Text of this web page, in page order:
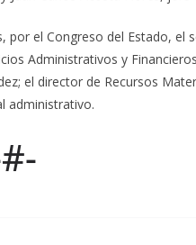
por el Congreso del Estado, el
Administrativos y
el director de Recursos
administrativo.